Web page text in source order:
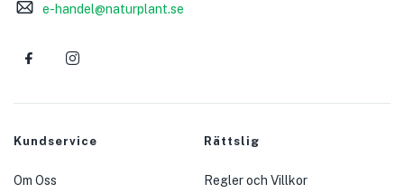
e-handel@naturplant.se
Kundservice
Om Oss
Rättslig
Regler och Villkor